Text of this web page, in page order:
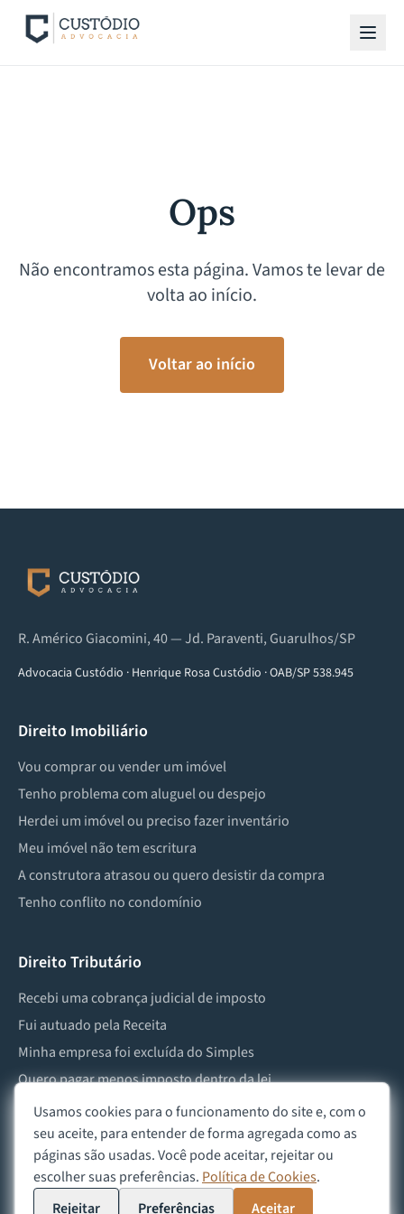
Ops
Não encontramos esta página. Vamos te levar de
volta ao início.
Voltar ao início
R. Américo Giacomini, 40 — Jd. Paraventi, Guarulhos/SP
Advocacia Custódio · Henrique Rosa Custódio ·OAB/SP 538.945
Direito Imobiliário
Vou comprar ou vender um imóvel
Tenho problema com aluguel ou despejo
Herdei um imóvel ou preciso fazer inventário
Meu imóvel não tem escritura
A construtora atrasou ou quero desistir da compra
Tenho conflito no condomínio
Direito Tributário
Recebi uma cobrança judicial de imposto
Fui autuado pela Receita
Minha empresa foi excluída do Simples
Quero pagar menos imposto dentro da lei
Preciso lidar com imposto de herança ou doação
2026Advocacia Custódio
Política de Privacidade Política de Cookies Aviso Legal
Usamos cookies para o funcionamento do site e, com o
seu aceite, para entender de forma agregada como as
páginas são usadas. Você pode aceitar, rejeitar ou
escolher suas preferências. Política de Cookies.
Rejeitar
Preferências Aceitar